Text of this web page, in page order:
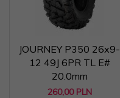
JOURNEY P350 26x9-
12 49J 6PR TL E#
20.0mm
260,00 PLN